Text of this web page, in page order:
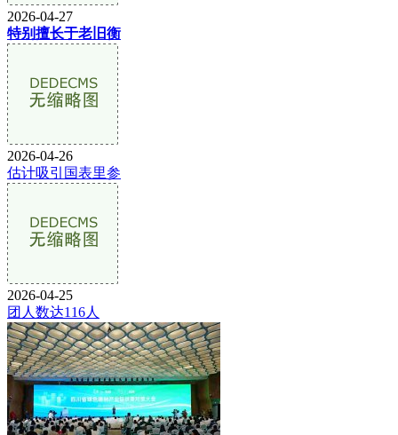
2026-04-27
特别擅长于老旧衡
2026-04-26
估计吸引国表里参
2026-04-25
团人数达116人